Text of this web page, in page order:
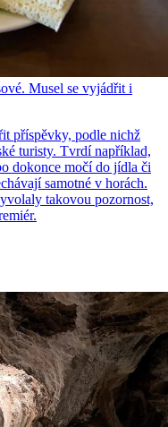
Musel se vyjádřit i
příspěvky, podle nichž
turisty. Tvrdí například,
dokonce močí do jídla či
samotné v horách.
takovou pozornost,